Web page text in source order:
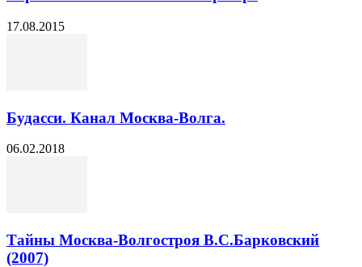
17.08.2015
Будасси. Канал Москва-Волга.
06.02.2018
Тайны Москва-Волгостроя В.С.Барковский
(2007)